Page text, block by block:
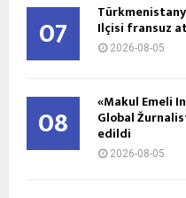
07 Ilçisi fransuz
2026-08-05
08 «Makul Emeli
Global
edildi
2026-08-05